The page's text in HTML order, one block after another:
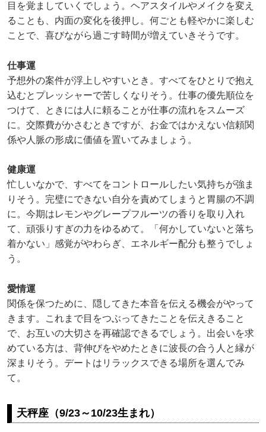
目を覚ましていくでしょう。ヘアスタイルやメイクを変え
ることも、内面の変化を後押し。何ごとも軽やかに楽しむ
ことで、喜びながら過ごす時間が増えていきそうです。
仕事運
予想外の案件が浮上しやすいとき。すべてをひとりで抱え
込むとプレッシャーで苦しくなりそう。仕事の優先順位を
つけて、ときには人に頼ることが仕事の流れをスムーズ
に。交際費がかさむときですが、お金ではかえない信頼関
係や人脈の形成に価値を置いてみましょう。
健康運
忙しいなかで、すべてをコントロールしたい気持ちが強ま
りそう。完璧にできない自分を責めてしまうと胃腸の不調
に。今期はレモンやグレープフルーツの香りを取り入れ
て、頑張りすぎの力をゆるめて。「何かしていないと落ち
着かない」感覚がやわらぎ、エネルギー配分も整うでしょ
う。
愛情運
関係を保つために、隠してきた本音を伝える機会がやって
きます。これまで目をつぶってきたことを伝えきること
で、お互いの大切さを再確認できるでしょう。出会いを求
めている方は、背伸びをやめたときに波長の合う人と縁が
深まりそう。デートはリラックスできる場所を選んでみ
て。
天秤座（9/23～10/23生まれ）